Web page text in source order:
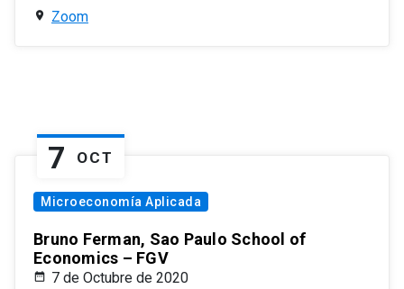
Zoom
7 OCT
Microeconomía Aplicada
Bruno Ferman, Sao Paulo School of
Economics – FGV
7 de Octubre de 2020